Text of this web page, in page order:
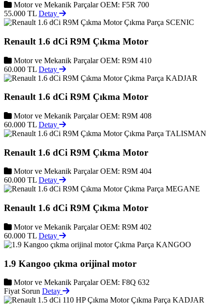
Motor ve Mekanik Parçalar OEM: F5R 700
55.000 TL Detay
SCENIC
Renault 1.6 dCi R9M Çıkma Motor
Motor ve Mekanik Parçalar OEM: R9M 410
60.000 TL Detay
KADJAR
Renault 1.6 dCi R9M Çıkma Motor
Motor ve Mekanik Parçalar OEM: R9M 408
60.000 TL Detay
TALISMAN
Renault 1.6 dCi R9M Çıkma Motor
Motor ve Mekanik Parçalar OEM: R9M 404
60.000 TL Detay
MEGANE
Renault 1.6 dCi R9M Çıkma Motor
Motor ve Mekanik Parçalar OEM: R9M 402
60.000 TL Detay
KANGOO
1.9 Kangoo çıkma orijinal motor
Motor ve Mekanik Parçalar OEM: F8Q 632
Fiyat Sorun Detay
KADJAR